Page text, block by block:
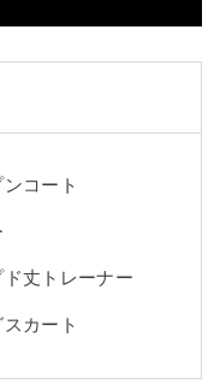
コート
丈トレーナー
カート